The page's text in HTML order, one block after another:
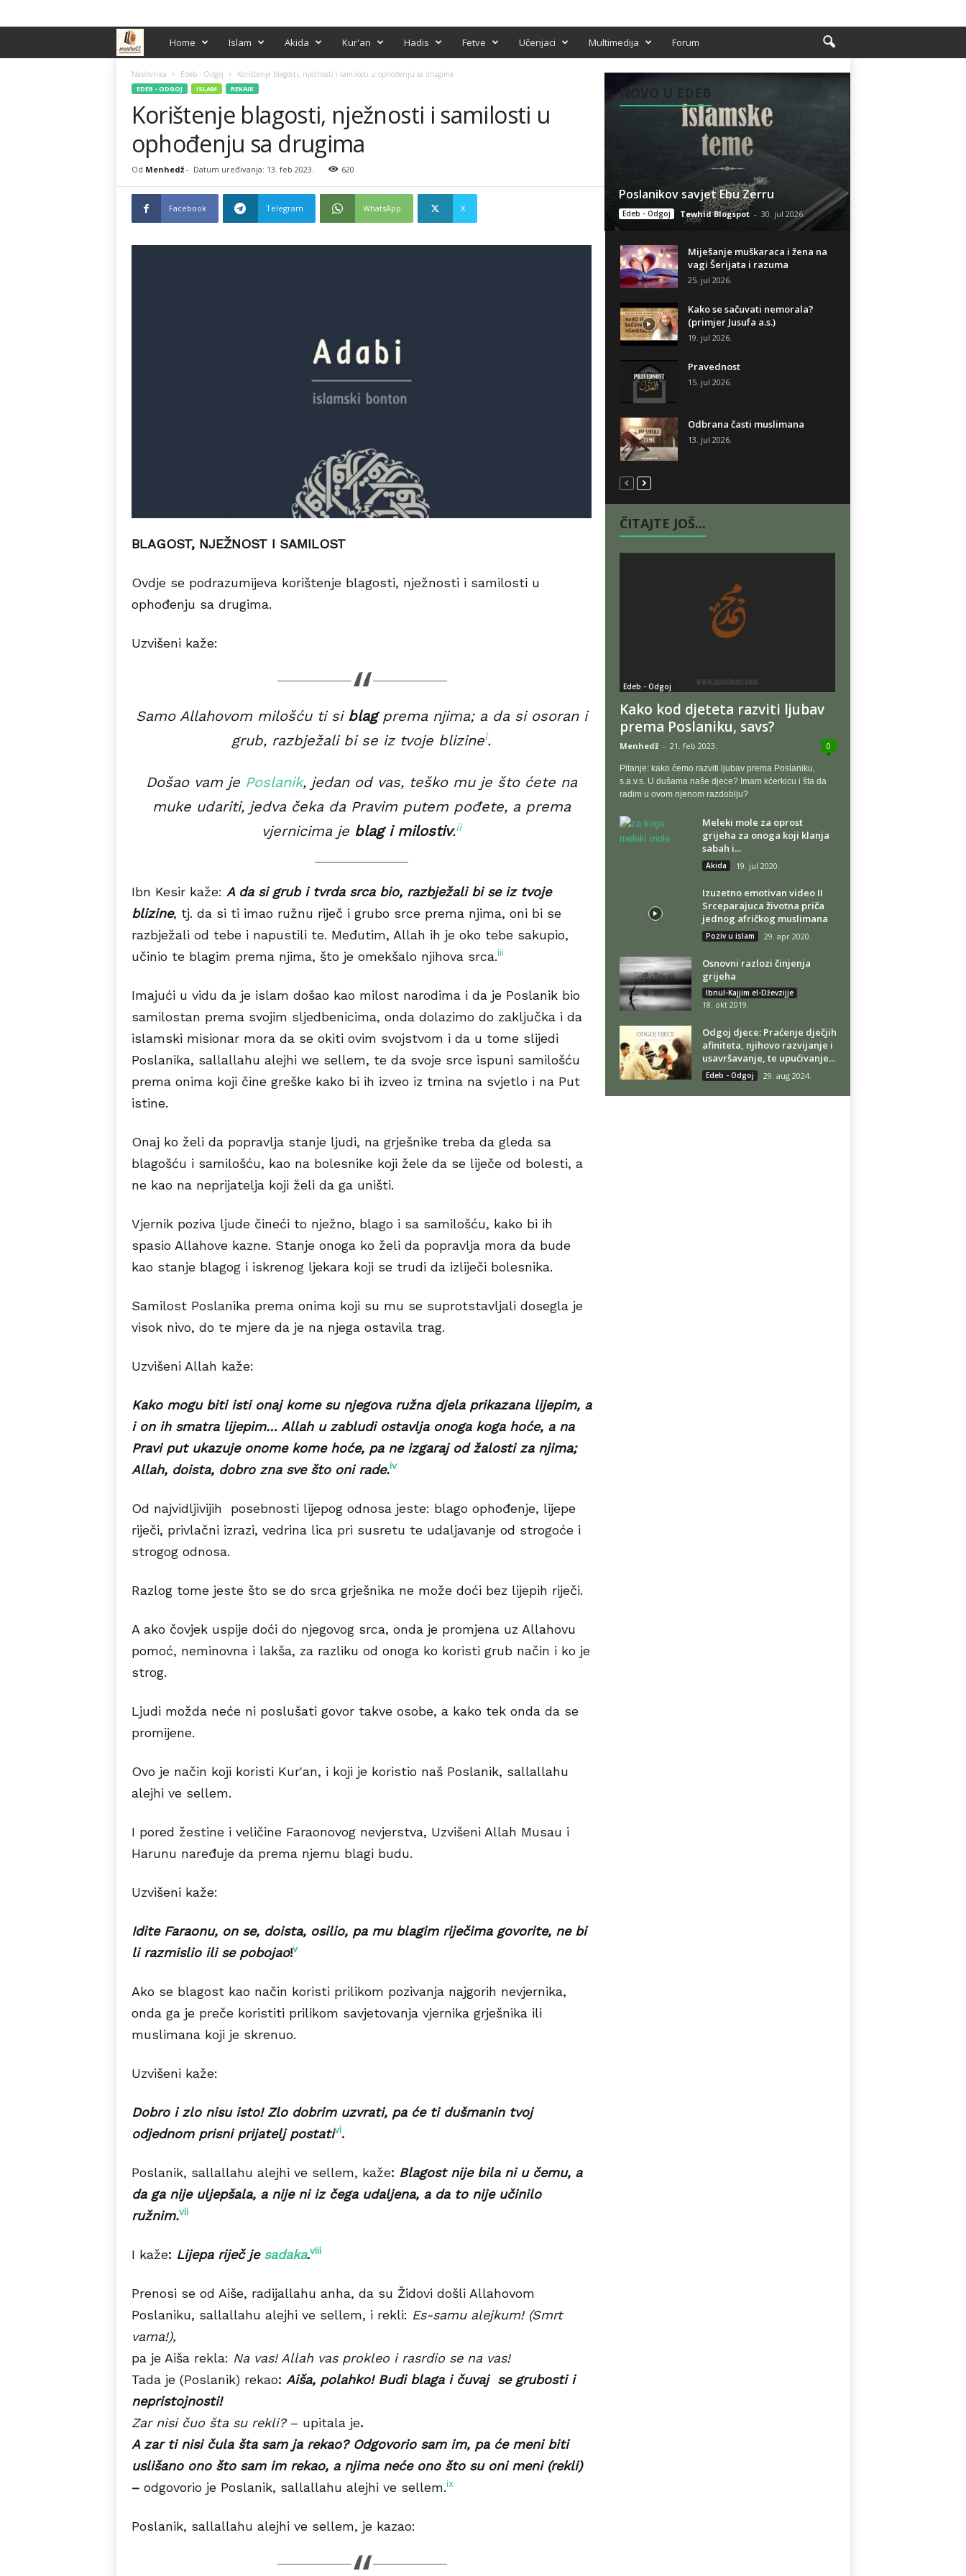
e
h
e
Home Islam Akida Kur'an Hadis Fetve Učenjaci Multimedija Forum
Naslovnica Edeb - Odgoj Korištenje blagosti, nježnosti i samilosti u ophođenju sa drugima
EDEB - ODGOJ ISLAM REKAIK
Korištenje blagosti, nježnosti i samilosti u
ophođenju sa drugima
Od Menhedž- Datum uređivanja: 13. feb 2023. 620
Facebook Telegram WhatsApp X
BLAGOST, NJEŽNOST I SAMILOST
Ovdje se podrazumijeva korištenje blagosti, nježnosti i samilosti u
ophođenju sa drugima.
Uzvišeni kaže:
Samo Allahovom milošću ti si blagprema njima; a da si osoran i
grub, razbježali bi se iz tvoje blizinei.
Došao vam je Poslanik, jedan od vas, teško mu je što ćete na
muke udariti, jedva čeka da Pravim putem pođete, a prema
vjernicima je blag i milostiv.ii
Ibn Kesir kaže: A da si grub i tvrda srca bio, razbježali bi se iz tvoje
blizine, tj. da si ti imao ružnu riječ i grubo srce prema njima, oni bi se
razbježali od tebe i napustili te. Međutim, Allah ih je oko tebe sakupio,
učinio te blagim prema njima, što je omekšalo njihova srca.iii
Imajući u vidu da je islam došao kao milost narodima i da je Poslanik bio
samilostan prema svojim sljedbenicima, onda dolazimo do zaključka i da
islamski misionar mora da se okiti ovim svojstvom i da u tome slijedi
Poslanika, sallallahu alejhi we sellem, te da svoje srce ispuni samilošću
prema onima koji čine greške kako bi ih izveo iz tmina na svjetlo i na Put
istine.
Onaj ko želi da popravlja stanje ljudi, na grješnike treba da gleda sa
blagošću i samilošću, kao na bolesnike koji žele da se liječe od bolesti, a
ne kao na neprijatelja koji želi da ga uništi.
Vjernik poziva ljude čineći to nježno, blago i sa samilošću, kako bi ih
spasio Allahove kazne. Stanje onoga ko želi da popravlja mora da bude
kao stanje blagog i iskrenog ljekara koji se trudi da izliječi bolesnika.
Samilost Poslanika prema onima koji su mu se suprotstavljali dosegla je
visok nivo, do te mjere da je na njega ostavila trag.
Uzvišeni Allah kaže:
Kako mogu biti isti onaj kome su njegova ružna djela prikazana lijepim, a
i on ih smatra lijepim… Allah u zabludi ostavlja onoga koga hoće, a na
Pravi put ukazuje onome kome hoće, pa ne izgaraj od žalosti za njima;
Allah, doista, dobro zna sve što oni rade.iv
Od najvidljivijih posebnosti lijepog odnosa jeste: blago ophođenje, lijepe
riječi, privlačni izrazi, vedrina lica pri susretu te udaljavanje od strogoće i
strogog odnosa.
Razlog tome jeste što se do srca grješnika ne može doći bez lijepih riječi.
A ako čovjek uspije doći do njegovog srca, onda je promjena uz Allahovu
pomoć, neminovna i lakša, za razliku od onoga ko koristi grub način i ko je
strog.
Ljudi možda neće ni poslušati govor takve osobe, a kako tek onda da se
promijene.
Ovo je način koji koristi Kur'an, i koji je koristio naš Poslanik, sallallahu
alejhi ve sellem.
I pored žestine i veličine Faraonovog nevjerstva, Uzvišeni Allah Musau i
Harunu naređuje da prema njemu blagi budu.
Uzvišeni kaže:
Idite Faraonu, on se, doista, osilio, pa mu blagim riječima govorite, ne bi
li razmislio ili se pobojao!v
Ako se blagost kao način koristi prilikom pozivanja najgorih nevjernika,
onda ga je preče koristiti prilikom savjetovanja vjernika grješnika ili
muslimana koji je skrenuo.
Uzvišeni kaže:
Dobro i zlo nisu isto! Zlo dobrim uzvrati, pa će ti dušmanin tvoj
odjednom prisni prijatelj postativi.
Poslanik, sallallahu alejhi ve sellem, kaže: Blagost nije bila ni u čemu, a
da ga nije uljepšala, a nije ni iz čega udaljena, a da to nije učinilo
ružnim.vii
I kaže: Lijepa riječ je sadaka.viii
Prenosi se od Aiše, radijallahu anha, da su Židovi došli Allahovom
Poslaniku, sallallahu alejhi ve sellem, i rekli: Es-samu alejkum! (Smrt
vama!),
pa je Aiša rekla: Na vas! Allah vas prokleo i rasrdio se na vas!
Tada je (Poslanik) rekao: Aiša, polahko! Budi blaga i čuvaj se grubosti i
nepristojnosti!
Zar nisi čuo šta su rekli?– upitala je.
A zar ti nisi čula šta sam ja rekao? Odgovorio sam im, pa će meni biti
uslišano ono što sam im rekao, a njima neće ono što su oni meni (rekli)
– odgovorio je Poslanik, sallallahu alejhi ve sellem.ix
Poslanik, sallallahu alejhi ve sellem, je kazao:
NOVO U EDEB
Poslanikov savjet Ebu Zerru
Edeb - Odgoj Tewhid Blogspot - 30. jul 2026.
Miješanje muškaraca i žena na
vagi Šerijata i razuma
25. jul 2026.
Kako se sačuvati nemorala?
(primjer Jusufa a.s.)
19. jul 2026.
Pravednost
15. jul 2026.
Odbrana časti muslimana
13. jul 2026.
ČITAJTE JOŠ...
Edeb - Odgoj
Kako kod djeteta razviti ljubav
prema Poslaniku, savs?
Menhedž - 21. feb 2023. 0
Pitanje: kako ćemo razviti ljubav prema Poslaniku,
s.a.v.s. U dušama naše djece? Imam kćerkicu i šta da
radim u ovom njenom razdoblju?
Meleki mole za oprost
grijeha za onoga koji klanja
sabah i...
Akida 19. jul 2020.
Izuzetno emotivan video II
Srceparajuca životna priča
jednog afričkog muslimana
Poziv u islam 29. apr 2020.
Osnovni razlozi činjenja
grijeha
Ibnul-Kajjim el-Dževzijje
18. okt 2019.
Odgoj djece: Praćenje dječjih
afiniteta, njihovo razvijanje i
usavršavanje, te upućivanje...
Edeb - Odgoj 29. aug 2024.